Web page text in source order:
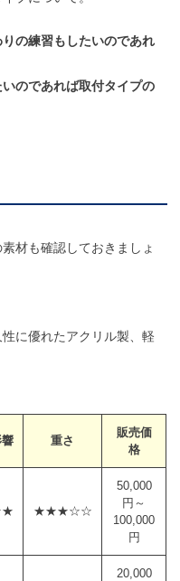
の練習もしたいのであれ
のであれば取付タイプの
材も確認しておきましょ
に優れたアクリル製、軽
重さ
販売価
格
★★★☆☆
50,000
円～
100,000
円
20,000